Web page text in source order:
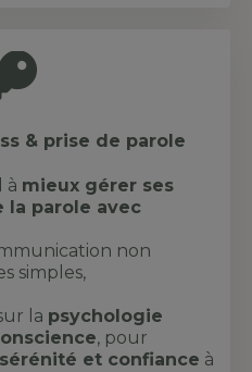
& prise de parole
à mieux gérer ses
la parole avec
non
simples,
la psychologie
, pour
et confiance à